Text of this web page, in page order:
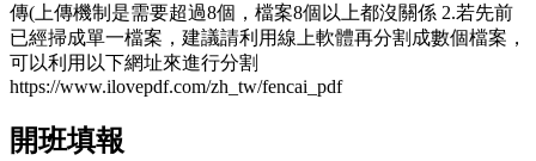
傳(上傳機制是需要超過8個，檔案8個以上都沒關係 2.若先前
已經掃成單一檔案，建議請利用線上軟體再分割成數個檔案，
可以利用以下網址來進行分割
https://www.ilovepdf.com/zh_tw/fencai_pdf
開班填報